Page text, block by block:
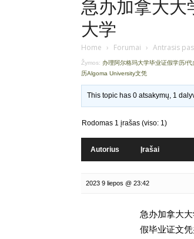
急办加拿大大
大学
Home › Forumai › Antrasis
Žymos: 办理阿尔格玛大学毕业证假学历/
历Algoma University文凭
This topic has 0 atsakymų, 1
Rodomas 1 įrašas (viso: 1)
Autorius Įrašai
2023 9 liepos @ 23:42
急办加拿大
假毕业证文